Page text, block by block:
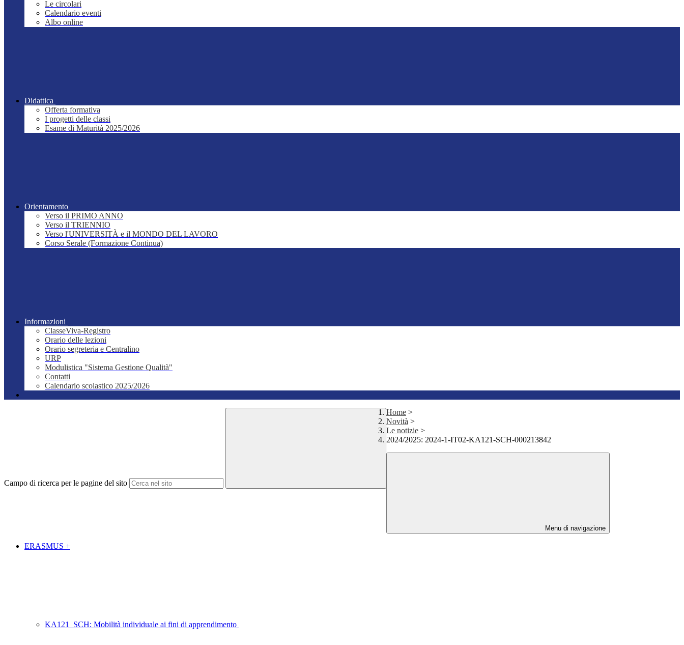
Le circolari
Calendario eventi
Albo online
Didattica
Offerta formativa
I progetti delle classi
Esame di Maturità 2025/2026
Orientamento
Verso il PRIMO ANNO
Verso il TRIENNIO
Verso l'UNIVERSITÀ e il MONDO DEL LAVORO
Corso Serale (Formazione Continua)
Informazioni
ClasseViva-Registro
Orario delle lezioni
Orario segreteria e Centralino
URP
Modulistica "Sistema Gestione Qualità"
Contatti
Calendario scolastico 2025/2026
Campo di ricerca per le pagine del sito
Home >
Novità >
Le notizie >
2024/2025: 2024-1-IT02-KA121-SCH-000213842
Menu di navigazione
ERASMUS +
KA121_SCH: Mobilità individuale ai fini di apprendimento